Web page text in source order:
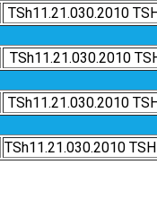
TSh11.21.030.2010
TSh11.21.030.2010
TSh11.21.030.2010
TSh11.21.030.2010 TSH